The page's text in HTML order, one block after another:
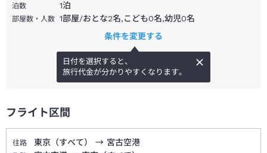
泊数 1泊
部屋数・人数 1部屋/おとな2名,こども0名,幼児0名
条件を変更する
日付を選択すると、
旅行代金が分かりやすくなります。
フライト区間
往路 東京（すべて） → 宮古空港